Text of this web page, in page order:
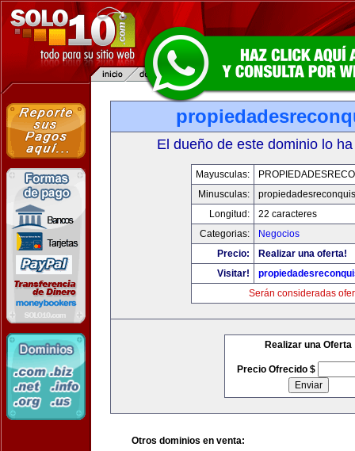
El dueño de este dominio lo
Mayusculas:
Minusculas:
Longitud:
22 caracteres
Categorias:
Negocios
Precio:
Realizar una oferta!
Visitar!
Serán consideradas
Realizar una Oferta
Precio Ofrecido $
Otros dominios en venta: